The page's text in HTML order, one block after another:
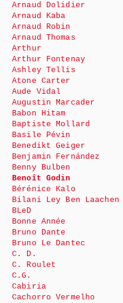
Arnaud Dolidier
Arnaud Kaba
Arnaud Robin
Arnaud Thomas
Arthur
Arthur Fontenay
Ashley Tellis
Atone Carter
Aude Vidal
Augustin Marcader
Babon Hitam
Baptiste Mollard
Basile Pévin
Benedikt Geiger
Benjamin Fernández
Benny Bulben
Benoît Godin
Bérénice Kalo
Bilani Ley Ben Laachen
BLeD
Bonne Année
Bruno Dante
Bruno Le Dantec
C. D.
C. Roulet
C.G.
Cabiria
Cachorro Vermelho